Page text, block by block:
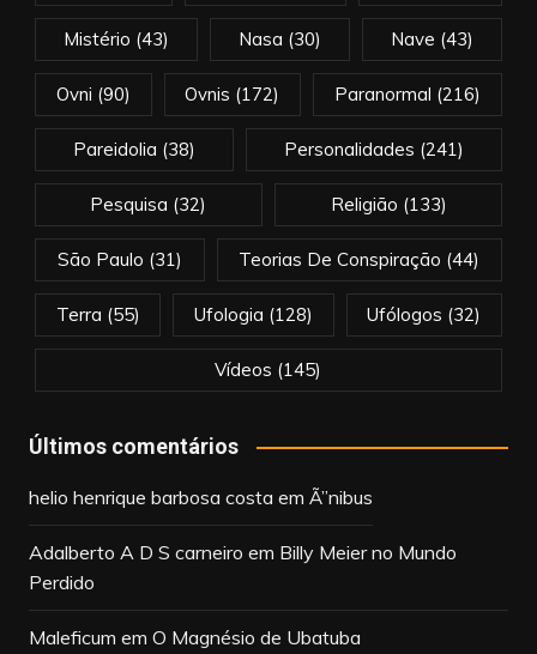
Mistério (43) Nasa (30) Nave (43)
Ovni (90) Ovnis (172) Paranormal (216)
Pareidolia (38) Personalidades (241)
Pesquisa (32) Religião (133)
São Paulo (31) Teorias De Conspiração (44)
Terra (55) Ufologia (128) Ufólogos (32)
Vídeos (145)
Últimos comentários
helio henrique barbosa costa em Ã”nibus
Adalberto A D S carneiro em Billy Meier no Mundo
Perdido
Maleficum em O Magnésio de Ubatuba